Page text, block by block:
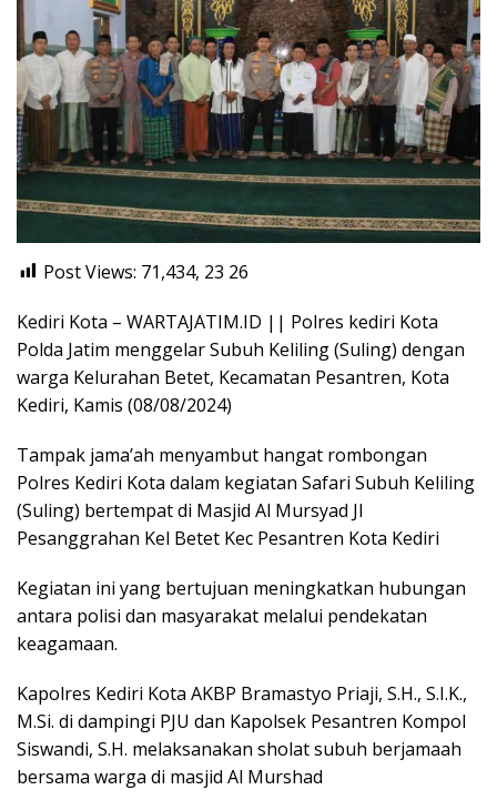
Post Views: 71,434, 23 26
Kediri Kota – WARTAJATIM.ID || Polres kediri Kota
Polda Jatim menggelar Subuh Keliling (Suling) dengan
warga Kelurahan Betet, Kecamatan Pesantren, Kota
Kediri, Kamis (08/08/2024)
Tampak jama’ah menyambut hangat rombongan
Polres Kediri Kota dalam kegiatan Safari Subuh Keliling
(Suling) bertempat di Masjid Al Mursyad Jl
Pesanggrahan Kel Betet Kec Pesantren Kota Kediri
Kegiatan ini yang bertujuan meningkatkan hubungan
antara polisi dan masyarakat melalui pendekatan
keagamaan.
Kapolres Kediri Kota AKBP Bramastyo Priaji, S.H., S.I.K.,
M.Si. di dampingi PJU dan Kapolsek Pesantren Kompol
Siswandi, S.H. melaksanakan sholat subuh berjamaah
bersama warga di masjid Al Murshad